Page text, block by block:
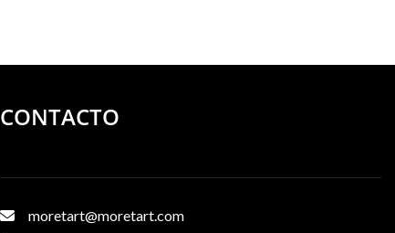
CONTACTO
moretart@moretart.com